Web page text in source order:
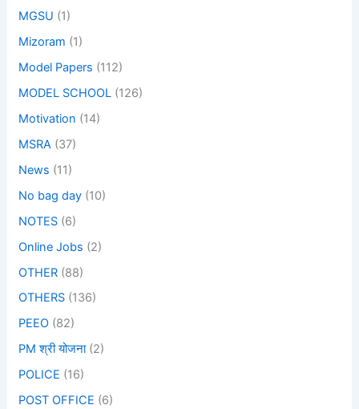
MGSU (1)
Mizoram (1)
Model Papers (112)
MODEL SCHOOL (126)
Motivation (14)
MSRA (37)
News (11)
No bag day (10)
NOTES (6)
Online Jobs (2)
OTHER (88)
OTHERS (136)
PEEO (82)
PM श्री योजना(2)
POLICE (16)
POST OFFICE (6)